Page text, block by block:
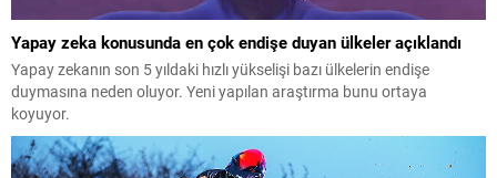
Yapay zeka konusunda en çok endişe duyan ülkeler açıklandı
Yapay zekanın son 5 yıldaki hızlı yükselişi bazı ülkelerin endişe
duymasına neden oluyor. Yeni yapılan araştırma bunu ortaya
koyuyor.